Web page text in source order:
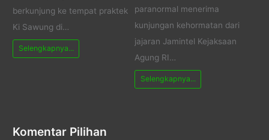
berkunjung ke tempat praktek
Ki Sawung di…
Selengkapnya...
paranormal menerima
kunjungan kehormatan dari
jajaran Jamintel Kejaksaan
Agung RI…
Selengkapnya...
Komentar Pilihan